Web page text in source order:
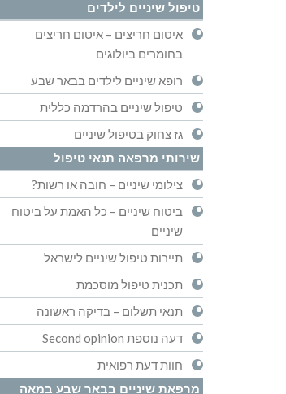
טיפול שיניים לילדים
איטום חריצים – איטום חריצים
בחומרים ביולוגים
רופא שיניים לילדים בבאר שבע
טיפול שיניים בהרדמה כללית
גז צחוק בטיפול שיניים
שירותי מרפאה תנאי טיפול
צילומי שיניים – חובה או רשות?
ביטוח שיניים – כל האמת על ביטוח
שיניים
תיירות טיפול שיניים לישראל
תכנית טיפול מוסכמת
תנאי תשלום – בדיקה ראשונה
דעה נוספת Second opinion
חוות דעת רפואית
מרפאת שיניים בבאר שבע במאה